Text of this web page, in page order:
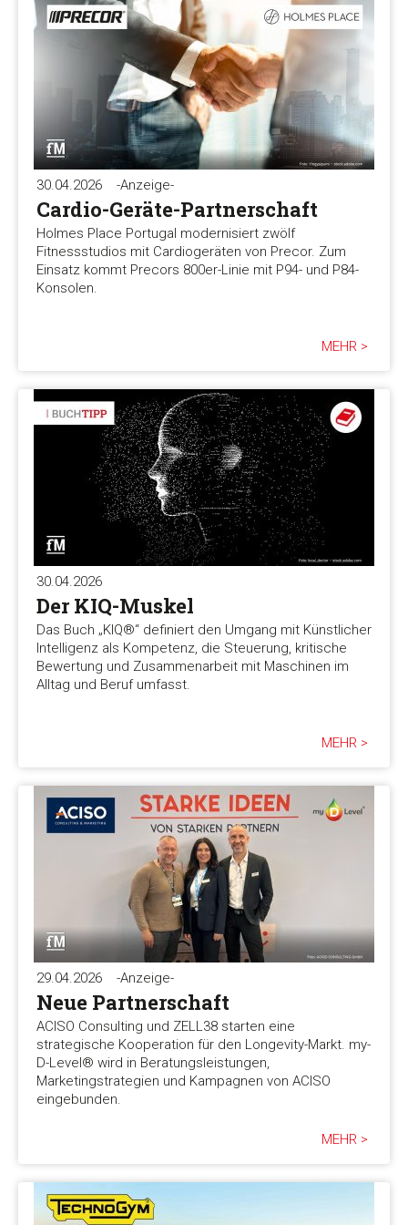
30.04.2026 -Anzeige-
Cardio-Geräte-Partnerschaft
Holmes Place Portugal modernisiert zwölf
Fitnessstudios mit Cardiogeräten von Precor. Zum
Einsatz kommt Precors 800er-Linie mit P94- und P84-
Konsolen.
MEHR >
30.04.2026
Der KIQ-Muskel
Das Buch „KIQ®“ definiert den Umgang mit Künstlicher
Intelligenz als Kompetenz, die Steuerung, kritische
Bewertung und Zusammenarbeit mit Maschinen im
Alltag und Beruf umfasst.
MEHR >
29.04.2026 -Anzeige-
Neue Partnerschaft
ACISO Consulting und ZELL38 starten eine
strategische Kooperation für den Longevity-Markt. my-
D-Level® wird in Beratungsleistungen,
Marketingstrategien und Kampagnen von ACISO
eingebunden.
MEHR >